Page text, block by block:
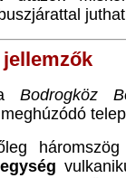
Bodrogköz